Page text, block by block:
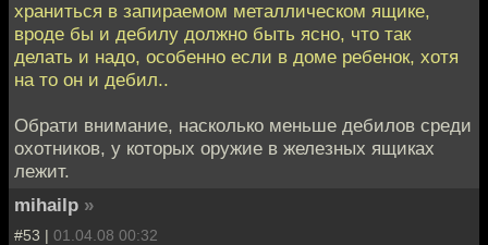
храниться в запираемом металлическом ящике,
вроде бы и дебилу должно быть ясно, что так
делать и надо, особенно если в доме ребенок, хотя
на то он и дебил..
Обрати внимание, насколько меньше дебилов среди
охотников, у которых оружие в железных ящиках
лежит.
mihailp »
#53 | 01.04.08 00:32